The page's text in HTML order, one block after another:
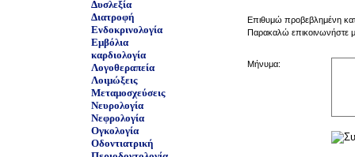
Δυσλεξία
Διατροφή
Ενδοκρινολογία
Εμβόλια
καρδιολογία
Λογοθεραπεία
Λοιμώξεις
Μεταμοσχεύσεις
Νευρολογία
Νεφρολογία
Ογκολογία
Οδοντιατρική
Επιθυμώ προβεβλημένη
Παρακαλώ επικοινωνήστε
Μήνυμα: